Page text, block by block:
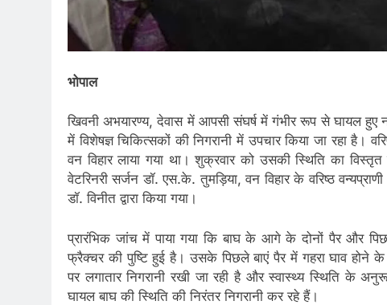
भोपाल
खिवनी अभयारण्य, देवास में आपसी संघर्ष में गंभीर रूप से घायल हुए
में विशेषज्ञ चिकित्सकों की निगरानी में उपचार किया जा रहा है।
वन विहार लाया गया था। शुक्रवार को उसकी स्थिति का विस्तृत
वेटरिनरी सर्जन डॉ. एस.के. तुमड़िया, वन विहार के वरिष्ठ
डॉ. विनीत द्वारा किया गया।
प्रारंभिक जांच में पाया गया कि बाघ के आगे के दोनों पैर और
फ्रैक्चर की पुष्टि हुई है। उसके पिछले बाएं पैर में गहरा घाव होने
पर लगातार निगरानी रखी जा रही है और स्वास्थ्य स्थिति के
घायल बाघ की स्थिति की निरंतर निगरानी कर रहे हैं।